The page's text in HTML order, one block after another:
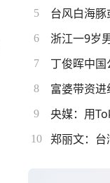
5 台风白海
6 浙江一9岁
7 丁俊晖中
8 富婆带资
9
10 郑丽文：台